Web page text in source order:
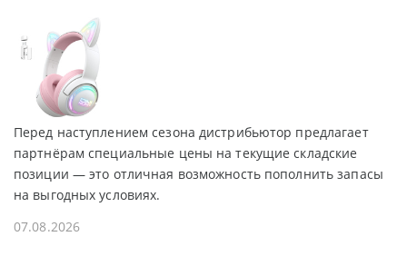
Перед наступлением сезона дистрибьютор предлагает
партнёрам специальные цены на текущие складские
позиции — это отличная возможность пополнить запасы
на выгодных условиях.
07.08.2026